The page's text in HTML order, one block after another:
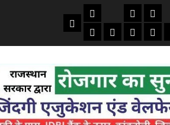
Home
तकनीकी
ऑटो
मोबाइल
क्राइम/
अजबबैंक